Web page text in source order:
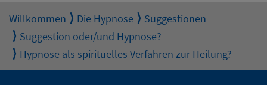
Willkommen Die Hypnose
Suggestionen
Suggestion oder/und Hypnose?
Hypnose als spirituelles Verfahren zur Heilung?